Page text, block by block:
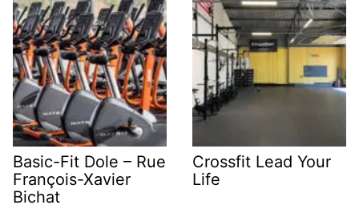
Basic-Fit Dole – Rue
François-Xavier
Bichat
Crossfit Lead Your
Life